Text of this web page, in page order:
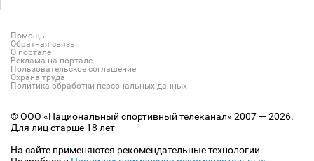
Помощь
Обратная связь
О портале
Реклама на портале
Пользовательское соглашение
Охрана труда
Политика обработки персональных данных
© ООО «Национальный спортивный телеканал» 2007 — 2026.
Для лиц старше 18 лет
На сайте применяются рекомендательные технологии.